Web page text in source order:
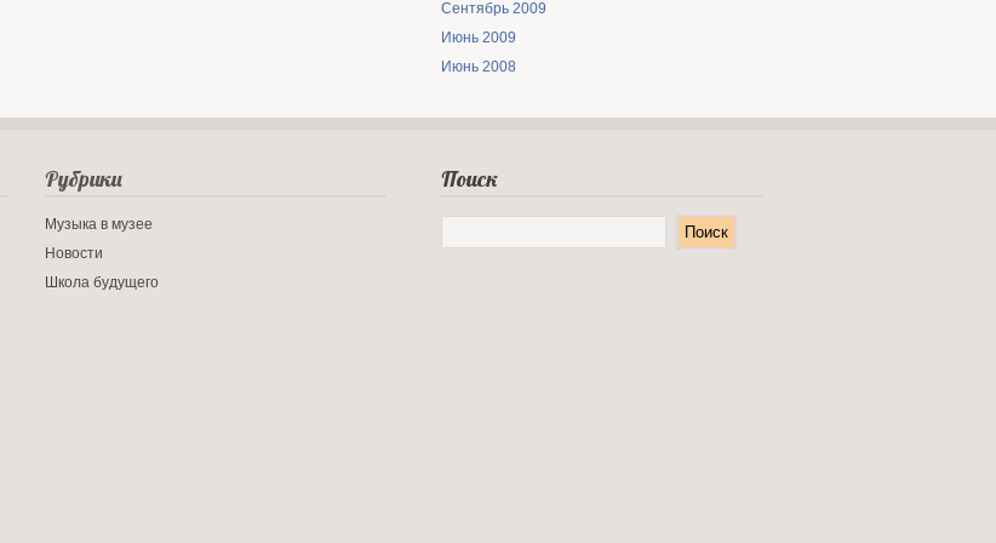
Сентябрь 2009
Июнь 2009
Июнь 2008
Рубрики
Музыка в музее
Новости
Школа будущего
Поиск